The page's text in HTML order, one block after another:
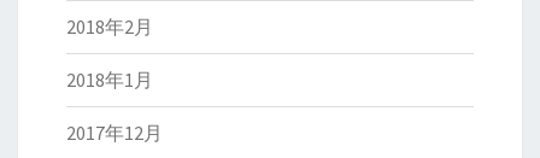
2018年2月
2018年1月
2017年12月